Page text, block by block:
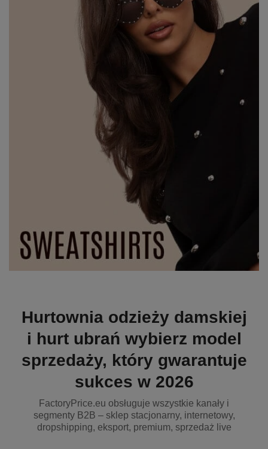
Hurtownia odzieży damskiej
i hurt ubrań wybierz model
sprzedaży, który gwarantuje
sukces w 2026
FactoryPrice.eu obsługuje wszystkie kanały i
segmenty B2B – sklep stacjonarny, internetowy,
dropshipping, eksport, premium, sprzedaż live